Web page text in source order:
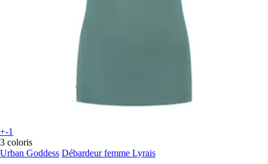
+-1
3 coloris
Urban Goddess Débardeur femme Lyrais